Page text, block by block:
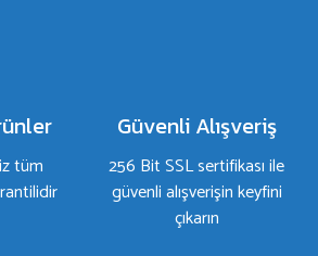
tüm
Güvenli Alışveriş
256 Bit SSL sertifikası ile
güvenli alışverişin keyfini
çıkarın